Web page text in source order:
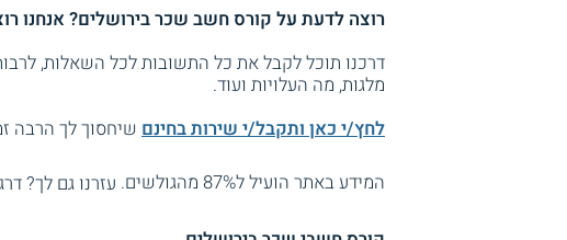
רוצה לדעת על קורס חשב שכר בירושלים? אנחנו
דרכנו תוכל לקבל את כל התשובות לכל השאלות,
מלגות, מה העלויות ועוד.
לחץ/י כאן ותקבל/י שירות בחינם שיחסוך לך הרבה
המידע באתר הועיל ל87% מהגולשים.
עזרנו גם לך?